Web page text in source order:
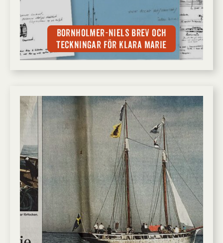
Bornholmer-Niels brev och
teckningar för Klara Marie